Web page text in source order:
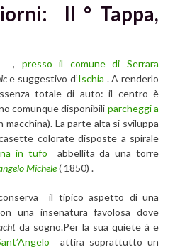
II ° Tappa,
, presso il comune di Serrara
e suggestivo d’Ischia . A renderlo
totale di auto: il centro è
comunque disponibili parcheggi a
macchina). La parte alta si sviluppa
colorate disposte a spirale
in tufo abbellita da una torre
Michele( 1850) .
il tipico aspetto di una
una insenatura favolosa dove
da sogno.Per la sua quiete à e
attira soprattutto un